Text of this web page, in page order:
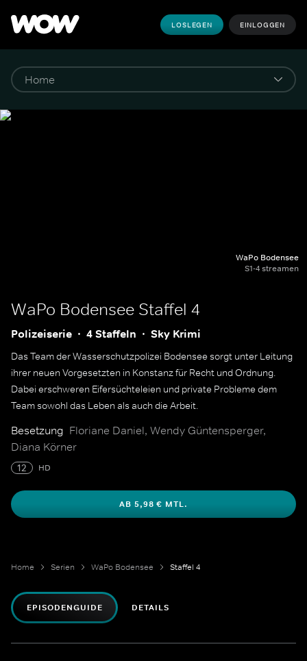
LOSLEGEN EINLOGGEN
WaPo Bodensee
S1-4 streamen
WaPo Bodensee Staffel 4
Polizeiserie 4 Staffeln Sky Krimi
Das Team der Wasserschutzpolizei Bodensee sorgt unter Leitung
ihrer neuen Vorgesetzten in Konstanz für Recht und Ordnung.
Dabei erschweren Eifersüchteleien und private Probleme dem
Team sowohl das Leben als auch die Arbeit.
Besetzung Floriane Daniel, Wendy Güntensperger,
Diana Körner
12 HD
AB 5,98 € MTL.
Home Serien WaPo Bodensee Staffel 4
EPISODENGUIDE DETAILS